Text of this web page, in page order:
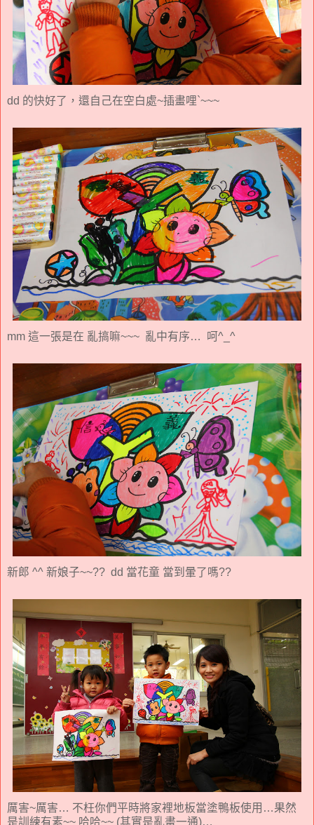
dd 的快好了，還自己在空白處~插畫哩`~~~
mm 這一張是在 亂搞嘛~~~ 亂中有序… 呵^_^
新郎 ^^ 新娘子~~?? dd 當花童 當到暈了嗎??
厲害~厲害… 不枉你們平時將家裡地板當塗鴨板使用…果然
是訓練有素~~ 哈哈~~ (其實是亂畫一通)…